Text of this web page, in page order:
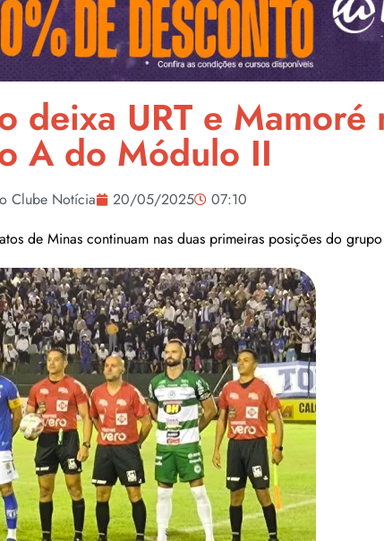
deixa URT e
A do Módulo II
Clube Notícia 20/05/2025
07:10
de Minas continuam nas duas primeiras posições do